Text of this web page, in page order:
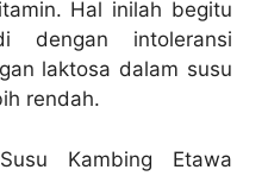
Hal inilah begitu
dengan intoleransi
laktosa dalam susu
rendah.
Kambing Etawa